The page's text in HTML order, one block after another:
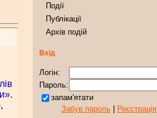
Події
Публікації
Архів подій
Вхід
Логін:
Пароль:
запам'ятати
Забув пароль
Реєстрація